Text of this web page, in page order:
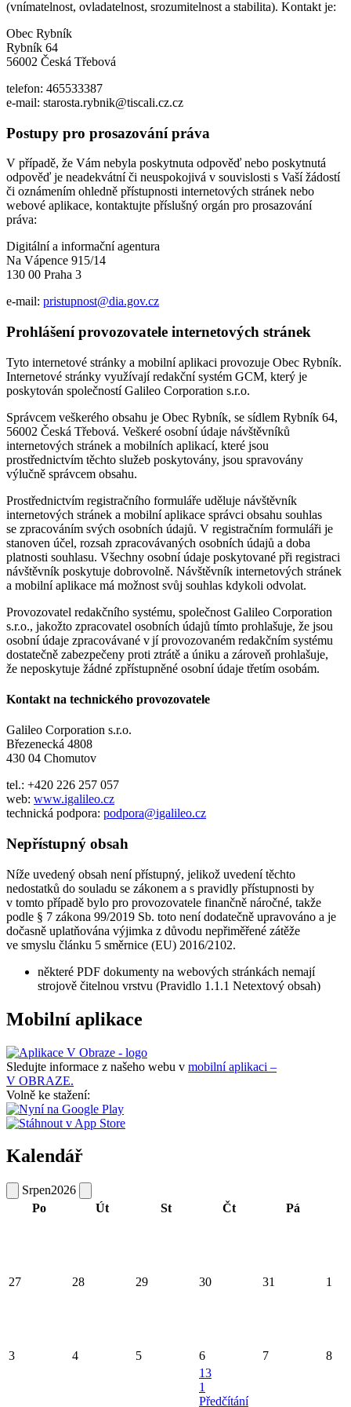
(vnímatelnost, ovladatelnost, srozumitelnost a stabilita). Kontakt je:
Obec Rybník
Rybník 64
56002 Česká Třebová
telefon: 465533387
e-mail: starosta.rybnik@tiscali.cz.cz
Postupy pro prosazování práva
V případě, že Vám nebyla poskytnuta odpověď nebo poskytnutá
odpověď je neadekvátní či neuspokojivá v souvislosti s Vaší žádostí
či oznámením ohledně přístupnosti internetových stránek nebo
webové aplikace, kontaktujte příslušný orgán pro prosazování
práva:
Digitální a informační agentura
Na Vápence 915/14
130 00 Praha 3
e-mail: pristupnost@dia.gov.cz
Prohlášení provozovatele internetových stránek
Tyto internetové stránky a mobilní aplikaci provozuje Obec Rybník.
Internetové stránky využívají redakční systém GCM, který je
poskytován společností Galileo Corporation s.r.o.
Správcem veškerého obsahu je Obec Rybník, se sídlem Rybník 64,
56002 Česká Třebová. Veškeré osobní údaje návštěvníků
internetových stránek a mobilních aplikací, které jsou
prostřednictvím těchto služeb poskytovány, jsou spravovány
výlučně správcem obsahu.
Prostřednictvím registračního formuláře uděluje návštěvník
internetových stránek a mobilní aplikace správci obsahu souhlas
se zpracováním svých osobních údajů. V registračním formuláři je
stanoven účel, rozsah zpracovávaných osobních údajů a doba
platnosti souhlasu. Všechny osobní údaje poskytované při registraci
návštěvník poskytuje dobrovolně. Návštěvník internetových stránek
a mobilní aplikace má možnost svůj souhlas kdykoli odvolat.
Provozovatel redakčního systému, společnost Galileo Corporation
s.r.o., jakožto zpracovatel osobních údajů tímto prohlašuje, že jsou
osobní údaje zpracovávané v jí provozovaném redakčním systému
dostatečně zabezpečeny proti ztrátě a úniku a zároveň prohlašuje,
že neposkytuje žádné zpřístupněné osobní údaje třetím osobám.
Kontakt na technického provozovatele
Galileo Corporation s.r.o.
Březenecká 4808
430 04 Chomutov
tel.: +420 226 257 057
web: www.igalileo.cz
technická podpora: podpora@igalileo.cz
Nepřístupný obsah
Níže uvedený obsah není přístupný, jelikož uvedení těchto
nedostatků do souladu se zákonem a s pravidly přístupnosti by
v tomto případě bylo pro provozovatele finančně náročné, takže
podle § 7 zákona 99/2019 Sb. toto není dodatečně upravováno a je
dočasně uplatňována výjimka z důvodu nepřiměřené zátěže
ve smyslu článku 5 směrnice (EU) 2016/2102.
některé PDF dokumenty na webových stránkách nemají
strojově čitelnou vrstvu (Pravidlo 1.1.1 Netextový obsah)
Mobilní aplikace
Sledujte informace z našeho webu v mobilní aplikaci –
V OBRAZE.
Volně ke stažení:
Kalendář
Srpen2026
Po
Út St Čt Pá
27 28 29 30 31 1
3 4 5 6 7 8
13
1
Předčítání